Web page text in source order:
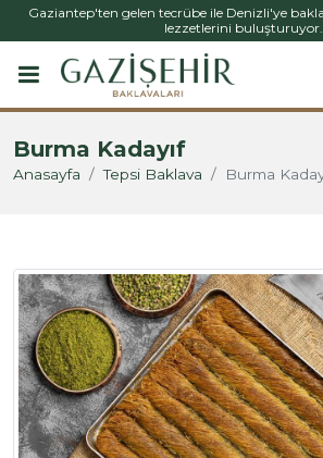
Gaziantep'ten gelen tecrübe ile Denizli'ye
lezzetlerini buluşturuyor.
Burma Kadayıf
Anasayfa Tepsi Baklava Burma